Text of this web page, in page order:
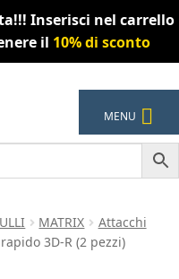
Inserisci nel carrello
il 10% di sconto
MENU
MATRIX
Attacchi
3D-R (2 pezzi)